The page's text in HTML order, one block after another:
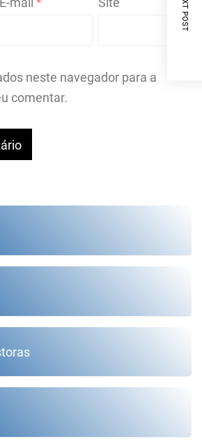
NEXT POST
neste navegador para a
comentar.